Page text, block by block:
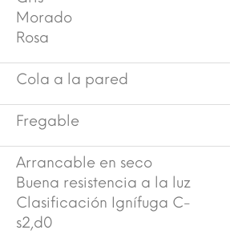
Morado
Rosa
Cola a la pared
Fregable
Arrancable en seco
Buena resistencia a la luz
Clasificación Ignífuga C-
s2,d0